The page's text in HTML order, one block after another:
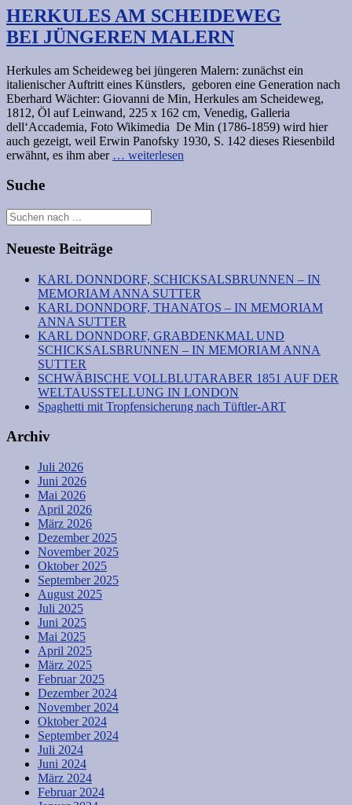
HERKULES AM SCHEIDEWEG
BEI JÜNGEREN MALERN
Herkules am Scheideweg bei jüngeren Malern: zunächst ein
italienischer Auftritt eines Künstlers, geboren eine Generation nach
Eberhard Wächter: Giovanni de Min, Herkules am Scheideweg,
1812, Öl auf Leinwand, 225 x 162 cm, Venedig, Galleria
dell‘Accademia, Foto Wikimedia De Min (1786-1859) wird hier
auch gezeigt, weil Erwin Panofsky 1930, S. 142 dieses Riesenbild
erwähnt, es ihm aber … weiterlesen
Suche
Neueste Beiträge
KARL DONNDORF, SCHICKSALSBRUNNEN – IN
MEMORIAM ANNA SUTTER
KARL DONNDORF, THANATOS – IN MEMORIAM
ANNA SUTTER
KARL DONNDORF, GRABDENKMAL UND
SCHICKSALSBRUNNEN – IN MEMORIAM ANNA
SUTTER
SCHWÄBISCHE VOLLBLUTARABER 1851 AUF DER
WELTAUSSTELLUNG IN LONDON
Spaghetti mit Tropfensicherung nach Tüftler-ART
Archiv
Juli 2026
Juni 2026
Mai 2026
April 2026
März 2026
Dezember 2025
November 2025
Oktober 2025
September 2025
August 2025
Juli 2025
Juni 2025
Mai 2025
April 2025
März 2025
Februar 2025
Dezember 2024
November 2024
Oktober 2024
September 2024
Juli 2024
Juni 2024
März 2024
Februar 2024